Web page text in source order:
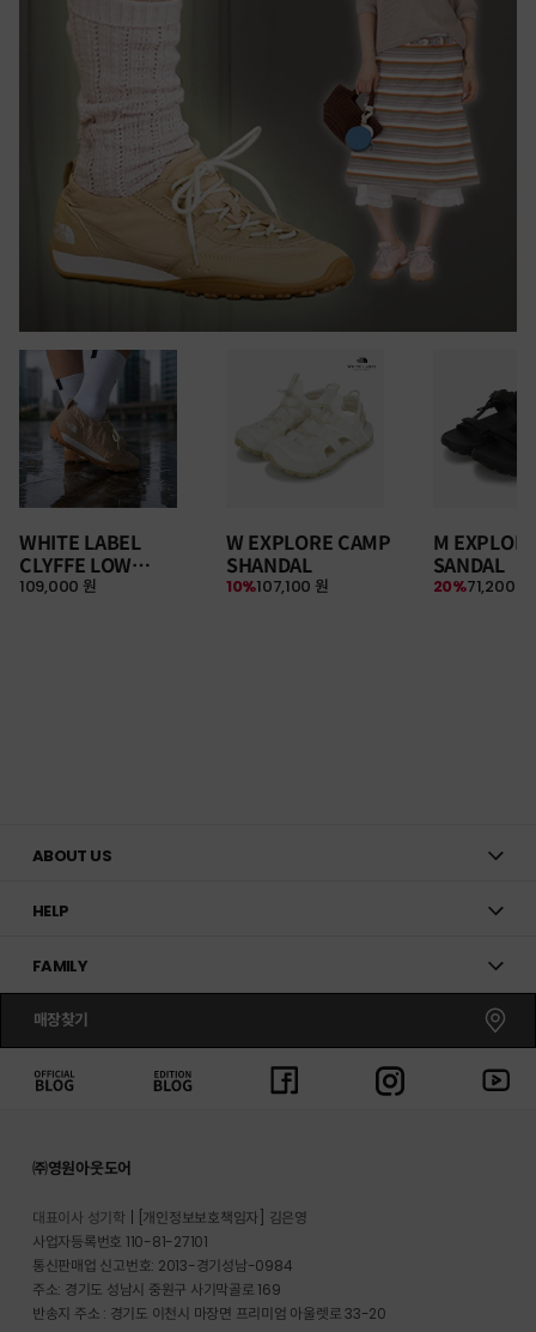
WHITE LABEL
CLYFFE LOW
SNEAKERS
109,000 원
W EXPLORE CAMP
SHANDAL
107,100 원
10%
M
SANDAL
71,200 원
20%
ABOUT US
HELP
FAMILY
매장찾기
㈜영원아웃도어
대표이사 성기학
[개인정보보호책임자] 김은영
사업자등록번호 110-81-27101
통신판매업 신고번호: 2013-경기성남-0984
주소: 경기도 성남시 중원구 사기막골로 169
반송지 주소 : 경기도 이천시 마장면 프리미엄 아울렛로 33-20